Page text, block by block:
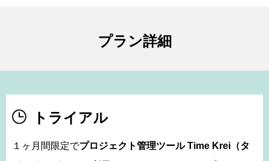
プラン詳細
トライアル
１ヶ月間限定でプロジェクト管理ツール Time Krei（タ